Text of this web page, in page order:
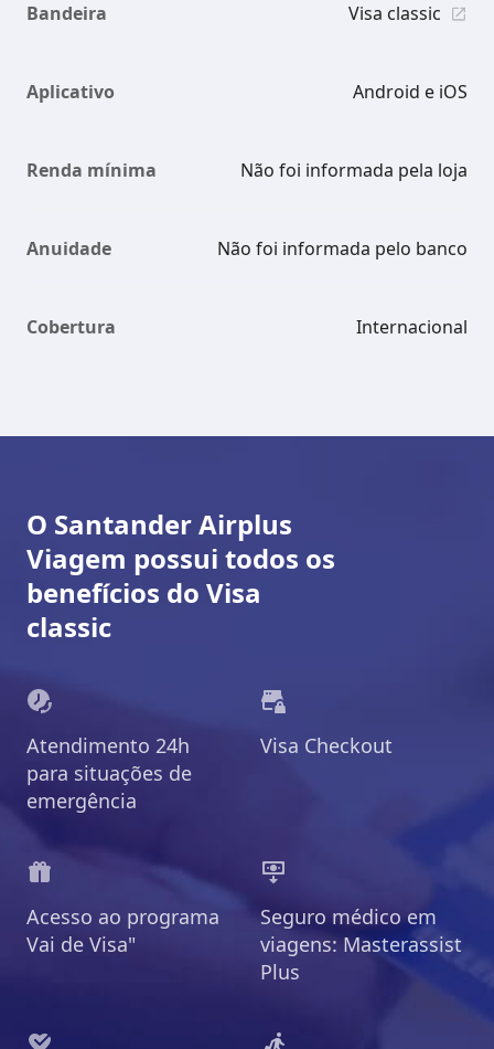
Bandeira Visa classic
Aplicativo Android e iOS
Renda mínima Não foi informada pela loja
Anuidade Não foi informada pelo banco
Cobertura Internacional
O Santander Airplus
Viagem possui todos os
benefícios do Visa
classic
Atendimento 24h
para situações de
emergência
Visa Checkout
Acesso ao programa
Vai de Visa"
Seguro médico em
viagens: Masterassist
Plus